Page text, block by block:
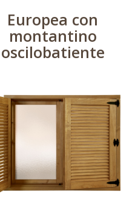
Europea con
montantino
oscilobatiente